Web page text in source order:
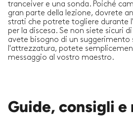
tranceiver e una sonda. Poiché
gran parte della lezione, dovrete
strati che potrete togliere durante
per la discesa. Se non siete sicuri
avete bisogno di un suggerimento
l'attrezzatura, potete
messaggio al vostro maestro.
Guide, consigli